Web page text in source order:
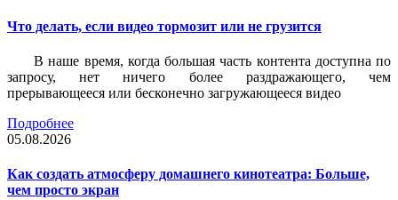
Что делать, если видео тормозит или не грузится
В наше время, когда большая часть контента доступна по
запросу, нет ничего более раздражающего, чем
прерывающееся или бесконечно загружающееся видео
Подробнее
05.08.2026
Как создать атмосферу домашнего кинотеатра: Больше,
чем просто экран